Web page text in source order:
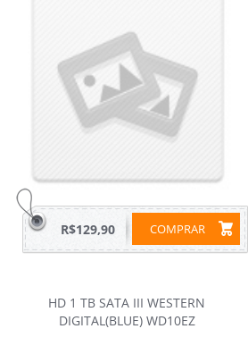
COMPRAR
R$129,90
HD 1 TB SATA III WESTERN
DIGITAL(BLUE) WD10EZ